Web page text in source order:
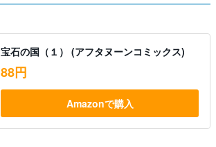
宝石の国（１） (アフタヌーンコミックス)
88円
Amazonで購入